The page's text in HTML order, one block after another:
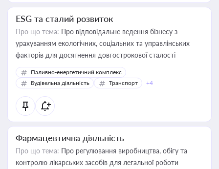
ESG та сталий розвиток
Про що тема: Про відповідальне ведення бізнесу з
урахуванням екологічних, соціальних та управлінських
факторів для досягнення довгострокової сталості
Паливно-енергетичний комплекс
Будівельна діяльність
Транспорт +4
Фармацевтична діяльність
Про що тема: Про регулювання виробництва, обігу та
контролю лікарських засобів для легальної роботи